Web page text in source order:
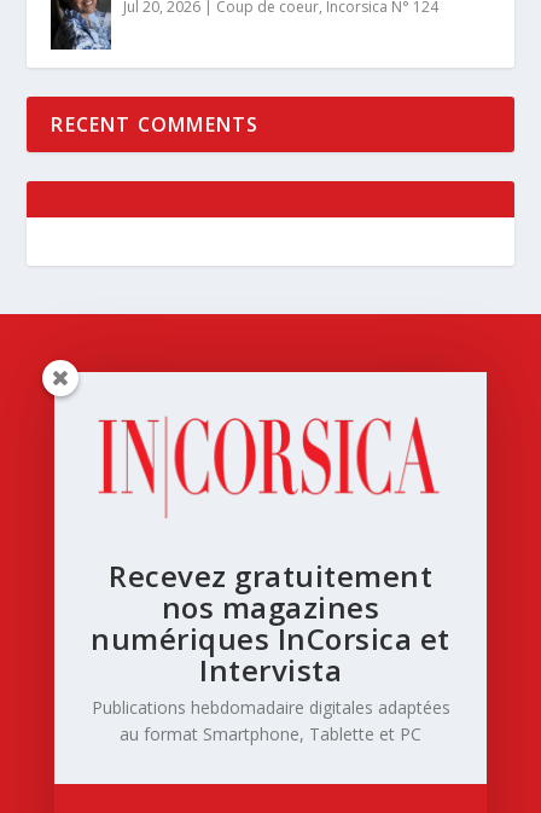
Jul 20, 2026 | Coup de coeur, Incorsica N° 124
RECENT COMMENTS
Recevez gratuitement
nos magazines
numériques InCorsica et
Intervista
Publications hebdomadaire digitales adaptées
au format Smartphone, Tablette et PC